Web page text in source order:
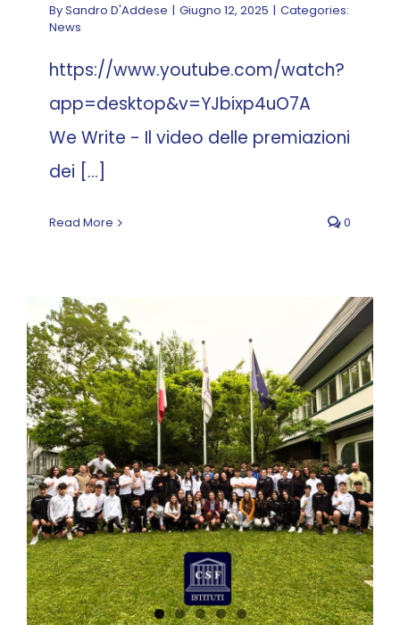
BySandro D'Addese | Giugno 12, 2025 | Categories:
News
https://www.youtube.com/watch?
app=desktop&v=YJbixp4uO7A
We Write - Il video delle premiazioni
dei [...]
Read More 0
Giornata dedicata agli
Sport e ai Giochi
all’aperto
News